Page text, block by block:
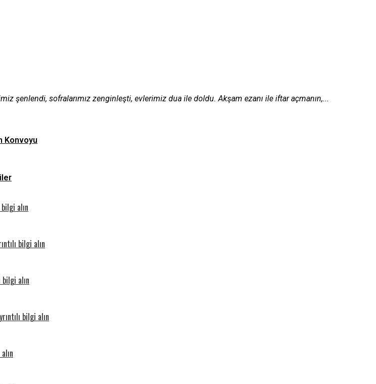
Konvoyu
şenlendi, sofralarımız zenginleşti, evlerimiz dua ile doldu. Akşam ezanı ile iftar açmanın,...
bilgi alın
Buluşan
bilgi alın
bilgi alın
Gelişimi
bilgi alın